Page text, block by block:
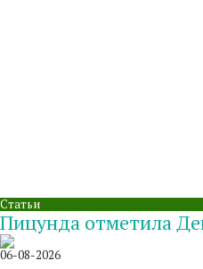
Статьи
Пицунда отметила
06-08-2026